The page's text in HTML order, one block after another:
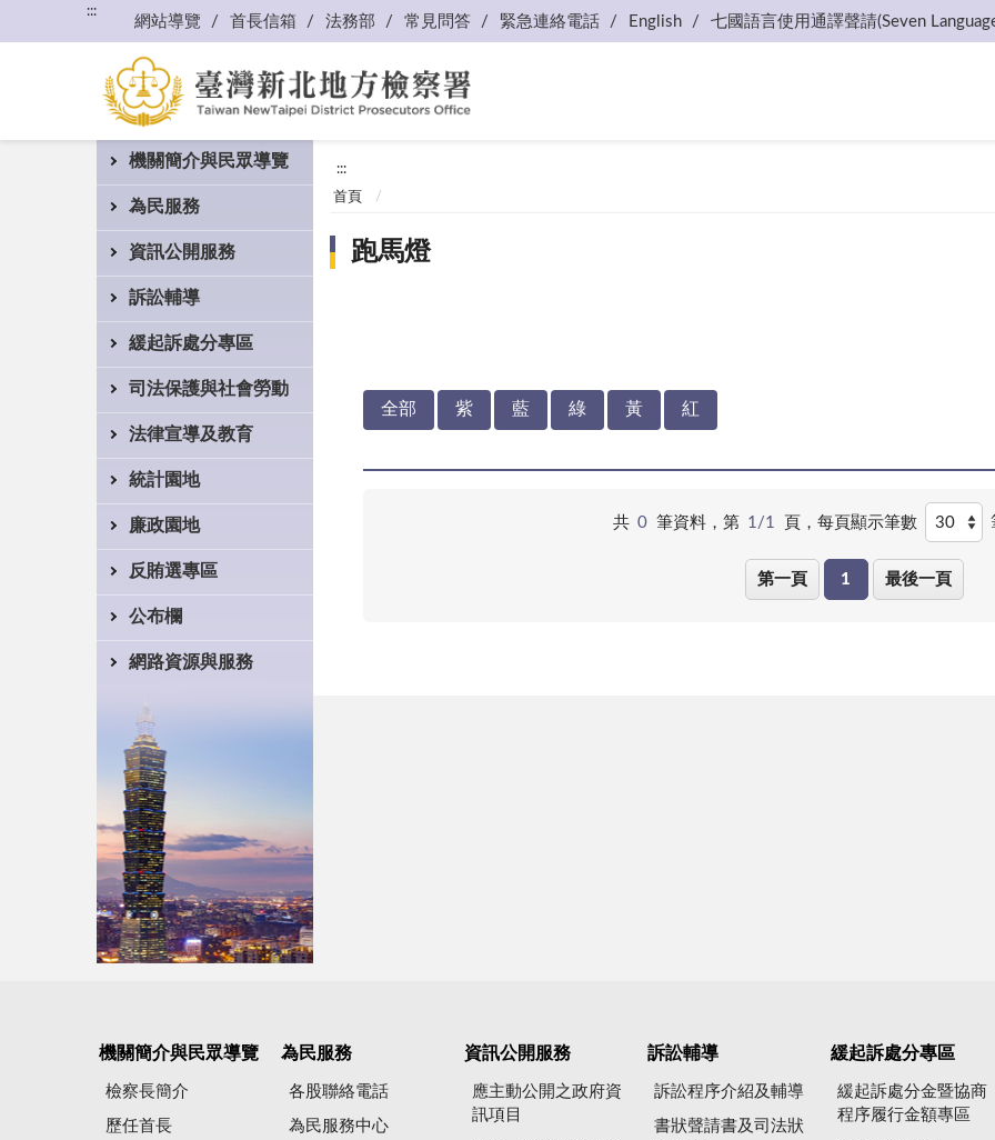
:::
網站導覽 首長信箱 法務部 常見問答 緊急連絡電話 English 七國語言使用通譯聲請(Seven
機關簡介與民眾導覽
為民服務
資訊公開服務
訴訟輔導
緩起訴處分專區
司法保護與社會勞動
法律宣導及教育
統計園地
廉政園地
反賄選專區
公布欄
網路資源與服務
:::
首頁
跑馬燈
全部 紫 藍 綠 黃 紅
共 0 筆資料，第 1/1 頁， 每頁顯示筆數
第一頁 1 最後一頁
機關簡介與民眾導覽
檢察長簡介
歷任首長
為民服務
各股聯絡電話
為民服務中心
資訊公開服務
應主動公開之政府資
訊項目
訴訟輔導
訴訟程序介紹及輔導
書狀聲請書及司法狀
緩起訴處分專區
緩起訴處分金暨協商
程序履行金額專區